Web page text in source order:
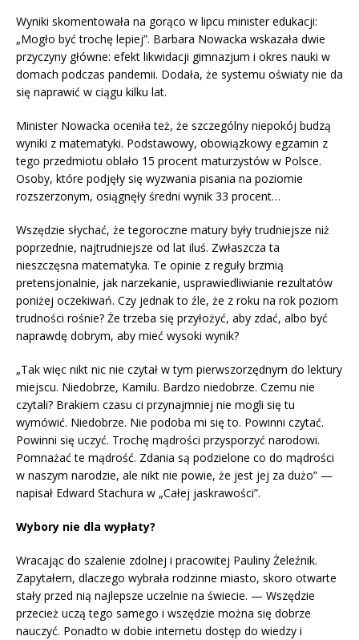
Wyniki skomentowała na gorąco w lipcu minister edukacji:
„Mogło być trochę lepiej”. Barbara Nowacka wskazała dwie
przyczyny główne: efekt likwidacji gimnazjum i okres nauki w
domach podczas pandemii. Dodała, że systemu oświaty nie da
się naprawić w ciągu kilku lat.
Minister Nowacka oceniła też, że szczególny niepokój budzą
wyniki z matematyki. Podstawowy, obowiązkowy egzamin z
tego przedmiotu oblało 15 procent maturzystów w Polsce.
Osoby, które podjęły się wyzwania pisania na poziomie
rozszerzonym, osiągnęły średni wynik 33 procent…
Wszędzie słychać, że tegoroczne matury były trudniejsze niż
poprzednie, najtrudniejsze od lat iluś. Zwłaszcza ta
nieszczęsna matematyka. Te opinie z reguły brzmią
pretensjonalnie, jak narzekanie, usprawiedliwianie rezultatów
poniżej oczekiwań. Czy jednak to źle, że z roku na rok poziom
trudności rośnie? Że trzeba się przyłożyć, aby zdać, albo być
naprawdę dobrym, aby mieć wysoki wynik?
„Tak więc nikt nic nie czytał w tym pierwszorzędnym do lektury
miejscu. Niedobrze, Kamilu. Bardzo niedobrze. Czemu nie
czytali? Brakiem czasu ci przynajmniej nie mogli się tu
wymówić. Niedobrze. Nie podoba mi się to. Powinni czytać.
Powinni się uczyć. Trochę mądrości przysporzyć narodowi.
Pomnażać te mądrość. Zdania są podzielone co do mądrości
w naszym narodzie, ale nikt nie powie, że jest jej za dużo” —
napisał Edward Stachura w „Całej jaskrawości”.
Wybory nie dla wypłaty?
Wracając do szalenie zdolnej i pracowitej Pauliny Żeleźnik.
Zapytałem, dlaczego wybrała rodzinne miasto, skoro otwarte
stały przed nią najlepsze uczelnie na świecie. — Wszędzie
przecież uczą tego samego i wszędzie można się dobrze
nauczyć. Ponadto w dobie internetu dostęp do wiedzy i